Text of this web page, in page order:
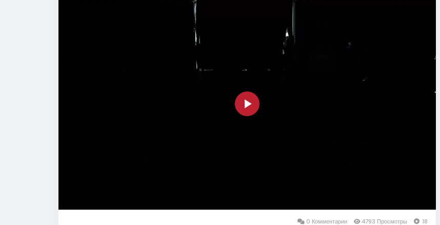
Play
0 Комментарии 4793 Просмотры 18